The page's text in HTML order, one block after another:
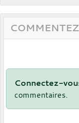
Connectez-
commentaires.